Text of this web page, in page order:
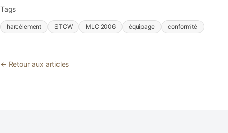
Tags
harcèlement STCW MLC 2006 équipage conformité
← Retour aux articles